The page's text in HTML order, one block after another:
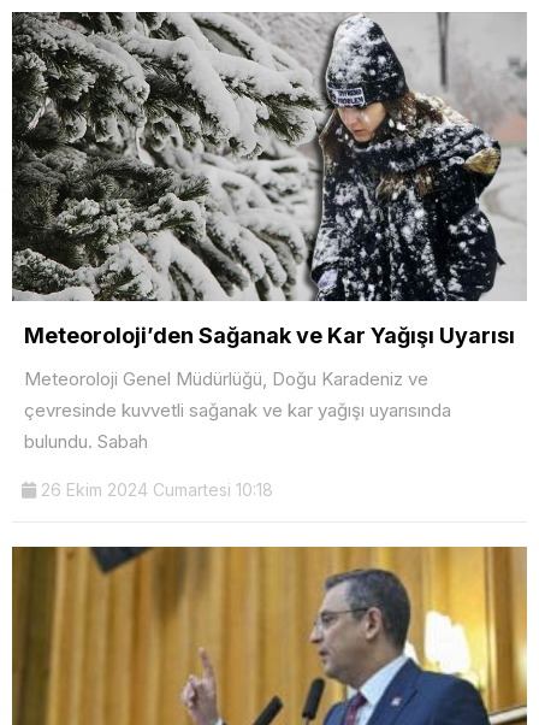
Meteoroloji’den Sağanak ve Kar Yağışı Uyarısı
Meteoroloji Genel Müdürlüğü, Doğu Karadeniz ve
çevresinde kuvvetli sağanak ve kar yağışı uyarısında
bulundu. Sabah
26 Ekim 2024 Cumartesi 10:18